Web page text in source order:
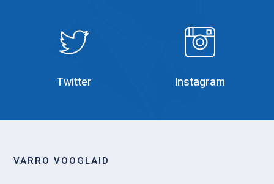
Rumble
Twitter
Instagram
Instagram
VARRO VOOGLAID